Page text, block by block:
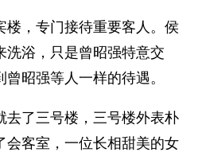
，专门接待重要客人。侯
洗浴，只是曾昭强特意交
昭强等人一样的待遇。
了三号楼，三号楼外表朴
会客室，一位长相甜美的女